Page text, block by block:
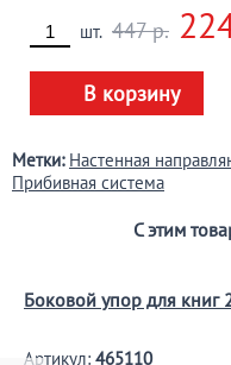
шт. 447 р.
В корзину
Метки: Настенная
Прибивная система
С этим
Боковой упор для книг
Артикул: 465110